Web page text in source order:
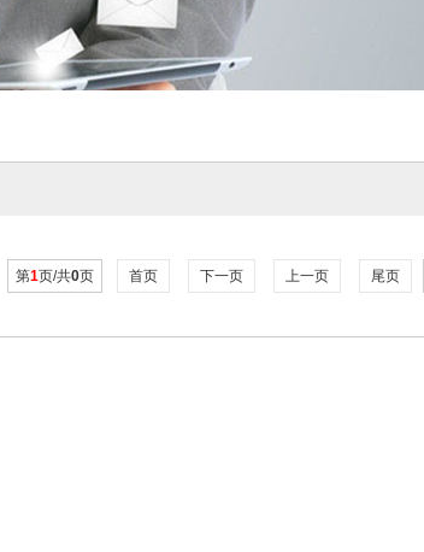
第1页/共0页 首页 下一页 上一页 尾页